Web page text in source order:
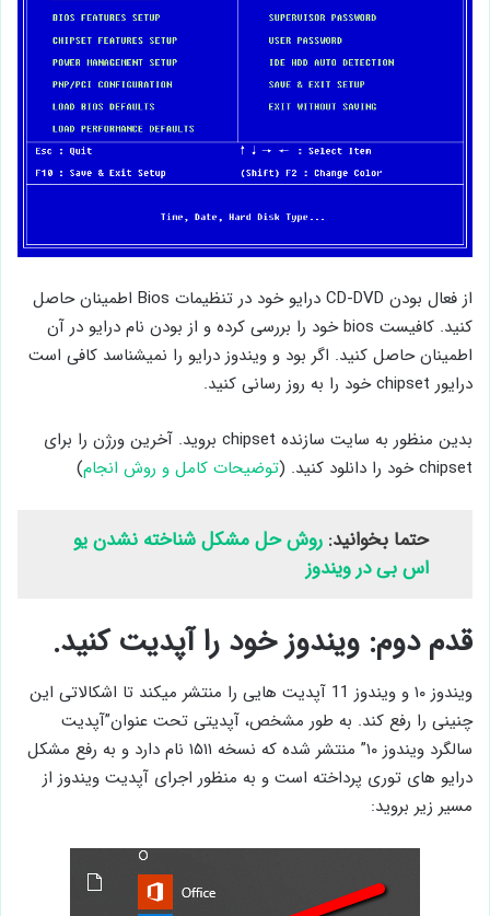
از فعال بودن CD-DVD درایو خود در تنظیمات Bios اطمینان حاصل
کنید. کافیست bios خود را بررسی کرده و از بودن نام درایو در آن
اطمینان حاصل کنید. اگر بود و ویندوز درایو را نمیشناسد کافی است
درایور chipset خود را به روز رسانی کنید.
بدین منظور به سایت سازنده chipset بروید. آخرین ورژن را برای
chipset خود را دانلود کنید. (
توضیحات کامل و روش انجام)
حتما بخوانید: روش حل مشکل شناخته نشدن یو
اس بی در ویندوز
قدم دوم: ویندوز خود را آپدیت کنید.
ویندوز ۱۰ و ویندوز 11 آپدیت هایی را منتشر میکند تا اشکالاتی این
چنینی را رفع کند. به طور مشخص، آپدیتی تحت عنوان”آپدیت
سالگرد ویندوز ۱۰” منتشر شده که نسخه ۱۵۱۱ نام دارد و به رفع مشکل
درایو های توری پرداخته است و به منظور اجرای آپدیت ویندوز از
مسیر زیر بروید: